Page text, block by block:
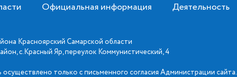
Официальная информация Деятельность
Красноярский Самарской области
с.Красный Яр, переулок Коммунистический, 4
только с письменного согласия Администрации сайта.